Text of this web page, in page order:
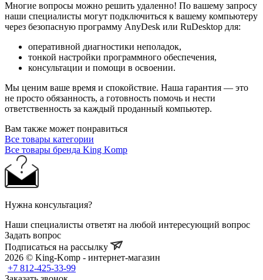
Многие вопросы можно решить удаленно! По вашему запросу
наши специалисты могут подключиться к вашему компьютеру
через безопасную программу AnyDesk или RuDesktop для:
оперативной диагностики неполадок,
тонкой настройки программного обеспечения,
консультации и помощи в освоении.
Мы ценим ваше время и спокойствие. Наша гарантия — это
не просто обязанность, а готовность помочь и нести
ответственность за каждый проданный компьютер.
Вам также может понравиться
Все товары категории
Все товары бренда King Komp
Нужна консультация?
Наши специалисты ответят на любой интересующий вопрос
Задать вопрос
Подписаться на рассылку
2026 © King-Komp - интернет-магазин
+7 812-425-33-99